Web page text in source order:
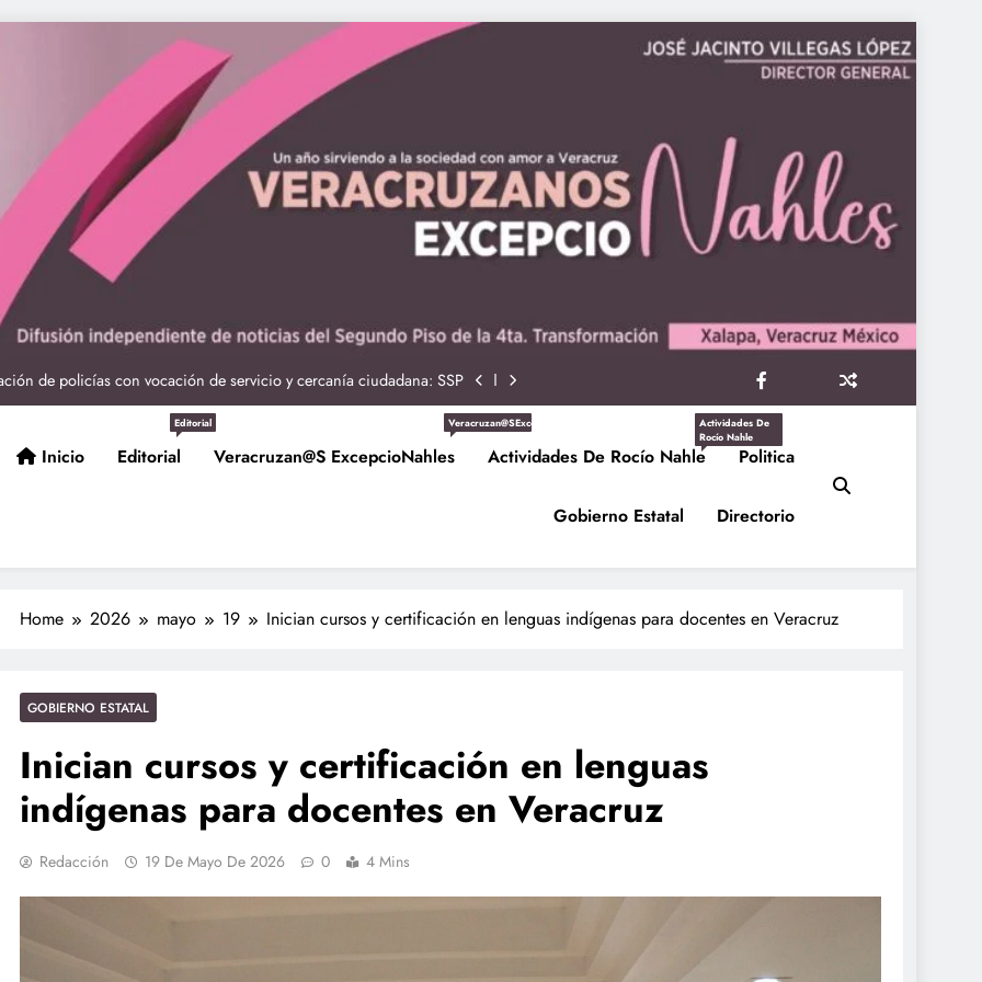
seguras: más de 982 elementos resguardan destinos turísticos
Nahle a la presidenta Claudia Sheinbaum en graduación de cadetes
de policías con vocación de servicio y cercanía ciudadana: SSP
Entrega Gobernadora 5 mil apoyos a la Palabra y a la Familia
seguras: más de 982 elementos resguardan destinos turísticos
de policías con vocación de servicio y cercanía ciudadana: SSP
Entrega Gobernadora 5 mil apoyos a la Palabra y a la Familia
Inicio Editorial
Editorial
Veracruzan@s ExcepcioNahles
Veracruzan@sExcepcioNahles
Actividades De Rocío Nahle
Actividades De
Rocío Nahle
Politica
Gobierno Estatal Directorio
Home 2026 mayo 19 Inician cursos y certificación en lenguas indígenas para docentes en Veracruz
GOBIERNO ESTATAL
Inician cursos y certificación en lenguas
indígenas para docentes en Veracruz
Redacción 19 De Mayo De 2026 0 4 Mins